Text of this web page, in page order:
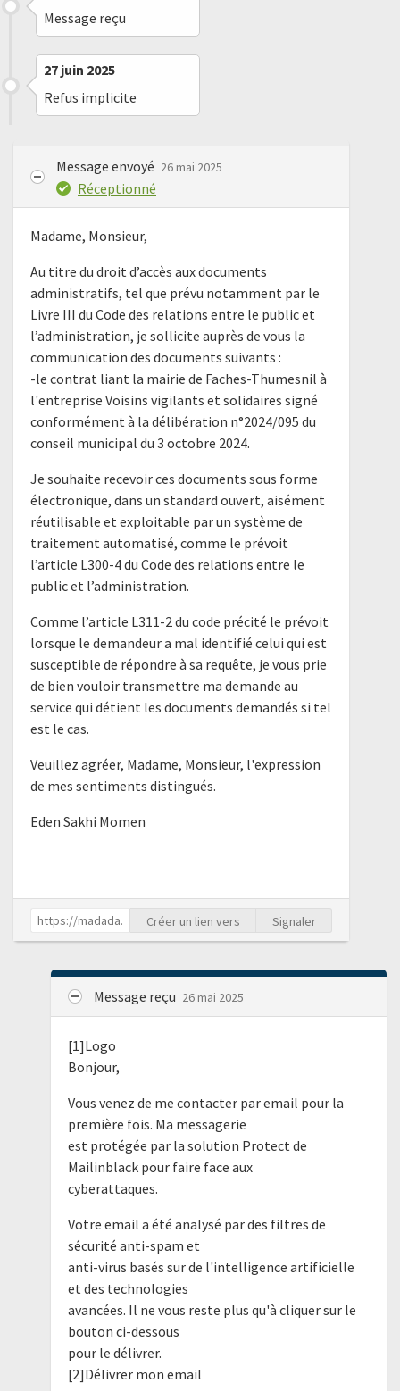
Message reçu
27 juin 2025
Refus implicite
Message envoyé 26 mai 2025
Réceptionné
Madame, Monsieur,
Au titre du droit d’accès aux documents
administratifs, tel que prévu notamment par le
Livre III du Code des relations entre le public et
l’administration, je sollicite auprès de vous la
communication des documents suivants :
-le contrat liant la mairie de Faches-Thumesnil à
l'entreprise Voisins vigilants et solidaires signé
conformément à la délibération n°2024/095 du
conseil municipal du 3 octobre 2024.
Je souhaite recevoir ces documents sous forme
électronique, dans un standard ouvert, aisément
réutilisable et exploitable par un système de
traitement automatisé, comme le prévoit
l’article L300-4 du Code des relations entre le
public et l’administration.
Comme l’article L311-2 du code précité le prévoit
lorsque le demandeur a mal identifié celui qui est
susceptible de répondre à sa requête, je vous prie
de bien vouloir transmettre ma demande au
service qui détient les documents demandés si tel
est le cas.
Veuillez agréer, Madame, Monsieur, l'expression
de mes sentiments distingués.
Eden Sakhi Momen
Créer un lien vers Signaler
Message reçu 26 mai 2025
[1]Logo
Bonjour,
Vous venez de me contacter par email pour la
première fois. Ma messagerie
est protégée par la solution Protect de
Mailinblack pour faire face aux
cyberattaques.
Votre email a été analysé par des filtres de
sécurité anti-spam et
anti-virus basés sur de l'intelligence artificielle
et des technologies
avancées. Il ne vous reste plus qu'à cliquer sur le
bouton ci-dessous
pour le délivrer.
[2]Délivrer mon email